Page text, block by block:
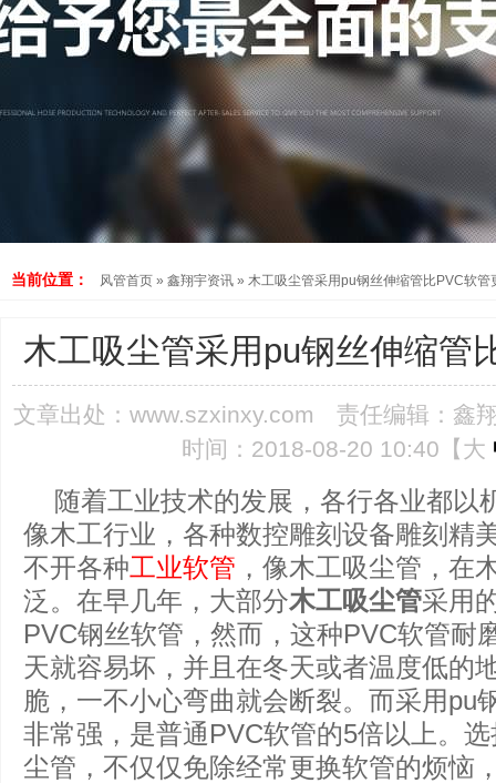
当前位置： 风管首页 » 鑫翔宇资讯 » 木工吸尘管采用pu钢丝伸缩管比PVC软管
木工吸尘管采用pu钢丝伸缩管
文章出处： www.szxinxy.com
责任编辑：鑫
时间：2018-08-20 10:40【 大
随着工业技术的发展，各行各业都以
像木工行业，各种数控雕刻设备雕刻精
不开各种工业软管 ，像木工吸尘管，在
泛。在早几年，大部分木工吸尘管采用
PVC钢丝软管，然而，这种PVC软管耐
天就容易坏，并且在冬天或者温度低的
脆，一不小心弯曲就会断裂。而采用pu
非常强，是普通PVC软管的5倍以上。
尘管，不仅仅免除经常更换软管的烦恼